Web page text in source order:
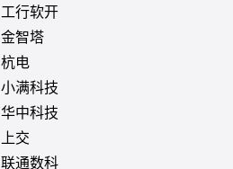
工行软开
金智塔
杭电
小满科技
华中科技
上交
联通数科